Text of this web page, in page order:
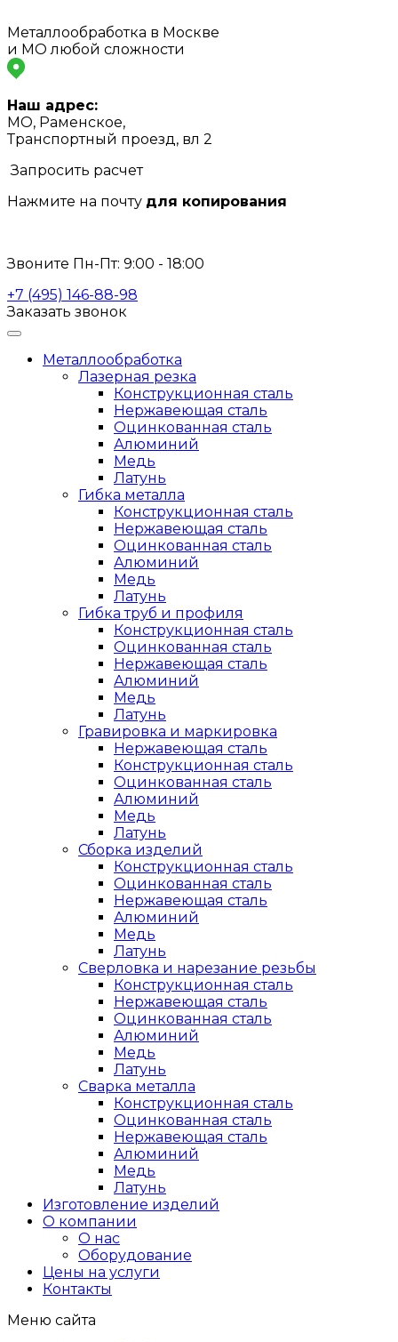
Металлообработка в Москве
и МО любой сложности
Наш адрес:
МО, Раменское,
Транспортный проезд, вл 2
Запросить расчет
Нажмите на почту для копирования
Звоните Пн-Пт: 9:00 - 18:00
+7 (495) 146-88-98
Заказать звонок
Металлообработка
Лазерная резка
Конструкционная сталь
Нержавеющая сталь
Оцинкованная сталь
Алюминий
Медь
Латунь
Гибка металла
Конструкционная сталь
Нержавеющая сталь
Оцинкованная сталь
Алюминий
Медь
Латунь
Гибка труб и профиля
Конструкционная сталь
Оцинкованная сталь
Нержавеющая сталь
Алюминий
Медь
Латунь
Гравировка и маркировка
Нержавеющая сталь
Конструкционная сталь
Оцинкованная сталь
Алюминий
Медь
Латунь
Сборка изделий
Конструкционная сталь
Оцинкованная сталь
Нержавеющая сталь
Алюминий
Медь
Латунь
Сверловка и нарезание резьбы
Конструкционная сталь
Нержавеющая сталь
Оцинкованная сталь
Алюминий
Медь
Латунь
Сварка металла
Конструкционная сталь
Оцинкованная сталь
Нержавеющая сталь
Алюминий
Медь
Латунь
Изготовление изделий
О компании
О нас
Оборудование
Цены на услуги
Контакты
Меню сайта